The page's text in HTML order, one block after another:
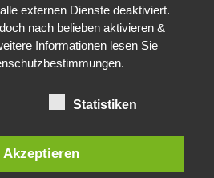
externen Dienste deaktiviert.
nach belieben aktivieren &
Informationen lesen Sie
Statistiken
Akzeptieren